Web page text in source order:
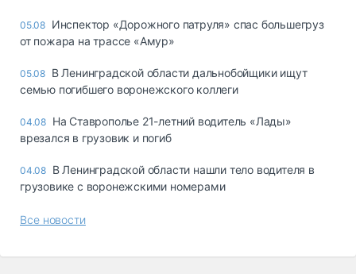
05.08 Инспектор «Дорожного патруля» спас большегруз
от пожара на трассе «Амур»
05.08 В Ленинградской области дальнобойщики ищут
семью погибшего воронежского коллеги
04.08 На Ставрополье 21-летний водитель «Лады»
врезался в грузовик и погиб
04.08 В Ленинградской области нашли тело водителя в
грузовике с воронежскими номерами
Все новости